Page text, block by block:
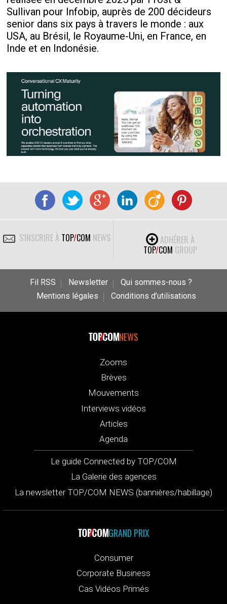
Sullivan pour Infobip, auprès de 200 décideurs
senior dans six pays à travers le monde : aux
USA, au Brésil, le Royaume-Uni, en France, en
Inde et en Indonésie.
S'INSCRIRE À TOP/COM NEWS
ADHÉRER À
TOP/COM GROUP
Fil RSS Newsletter
Qui sommes-nous ?
Mentions légales
Conditions d’utilisations
NEWS
Zooms
Brèves
Mouvements
Interviews vidéos
Articles
Agenda
Le guide Connected by TOP/COM
La Galerie des agences
La newsletter TOP/COM NEWS (bannières/habillage)
GRAND PRIX
Consumer
Corporate Business
Cas Vidéos Primés